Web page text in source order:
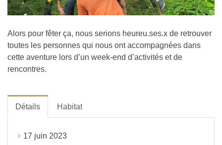
Alors pour fêter ça, nous serions heureu.ses.x de retrouver
toutes les personnes qui nous ont accompagnées dans
cette aventure lors d’un week-end d’activités et de
rencontres.
Détails Habitat
17 juin 2023